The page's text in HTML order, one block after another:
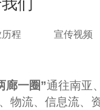
们
程 宣传视频
廊一圈”通往南亚
物流、信息流、